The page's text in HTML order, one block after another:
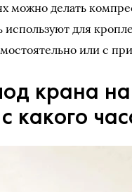
можно делать
для
или с
крана
какого